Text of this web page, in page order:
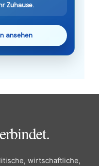
Zuhause.
ansehen
wirtschaftliche,